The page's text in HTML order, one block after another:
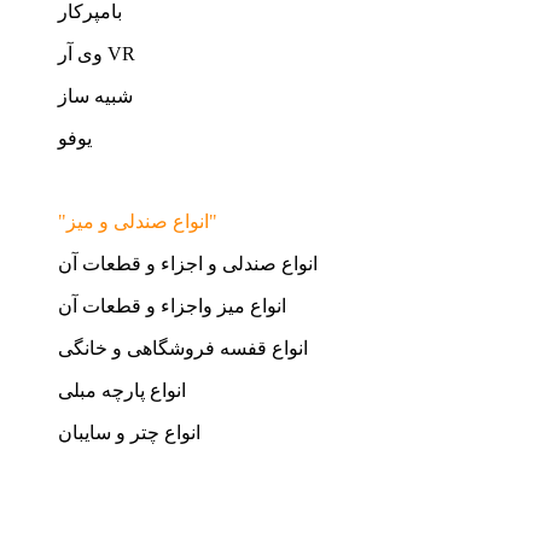
بامپرکار
وی آر VR
شبیه ساز
یوفو
"انواع صندلی و میز"
انواع صندلی و اجزاء و قطعات آن
انواع میز واجزاء و قطعات آن
انواع قفسه فروشگاهی و خانگی
انواع پارچه مبلی
انواع چتر و سایبان